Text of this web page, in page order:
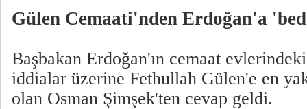
Gülen Cemaati'nden Erdoğan'a
Başbakan Erdoğan'ın cemaat
iddialar üzerine Fethullah Gülen'e en
olan Osman Şimşek'ten cevap geldi.